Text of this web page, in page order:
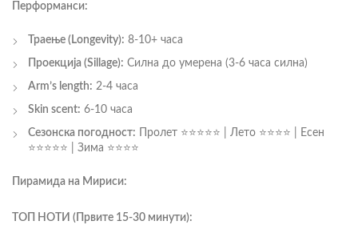
Перформанси:
Траење (Longevity): 8-10+ часа
Проекција (Sillage): Силна до умерена (3-6 часа силна)
Arm’s length: 2-4 часа
Skin scent: 6-10 часа
Сезонска погодност: Пролет ⭐⭐⭐⭐⭐ | Лето ⭐⭐⭐⭐ | Есен
⭐⭐⭐⭐⭐ | Зима ⭐⭐⭐⭐
Пирамида на Мириси:
ТОП НОТИ (Првите 15-30 минути):